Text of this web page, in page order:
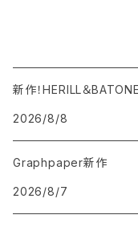
新作！HERILL＆
2026/8/8
Graphpaper新作
2026/8/7